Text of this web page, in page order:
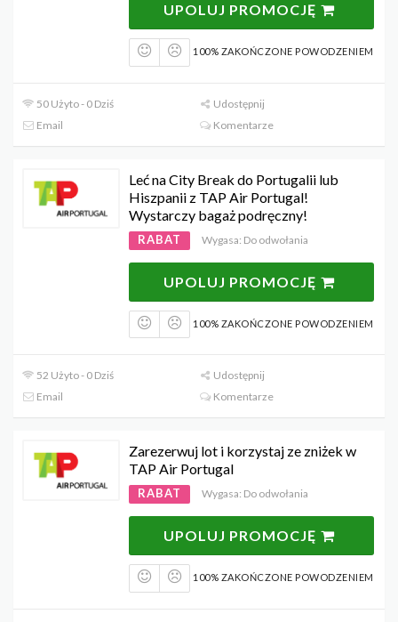
UPOLUJ PROMOCJĘ
100% ZAKOŃCZONE POWODZENIEM
50 Użyto - 0 Dziś
Udostępnij
Email
Komentarze
Leć na City Break do Portugalii lub
Hiszpanii z TAP Air Portugal!
Wystarczy bagaż podręczny!
RABAT Wygasa: Do odwołania
UPOLUJ PROMOCJĘ
100% ZAKOŃCZONE POWODZENIEM
52 Użyto - 0 Dziś
Udostępnij
Email
Komentarze
Zarezerwuj lot i korzystaj ze zniżek w
TAP Air Portugal
RABAT Wygasa: Do odwołania
UPOLUJ PROMOCJĘ
100% ZAKOŃCZONE POWODZENIEM